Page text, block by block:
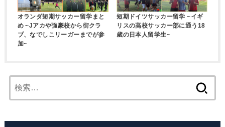
オランダ短期サッカー留学まと
め ~Jアカや強豪校から街クラ
ブ、なでしこリーガーまでが参
加~
短期ドイツサッカー留学 ~イギ
リスの高校サッカー部に通う18
歳の日本人留学生~
索: